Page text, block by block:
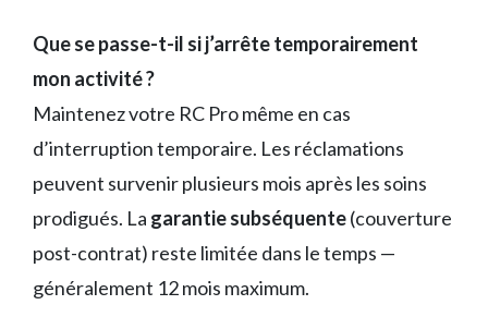
Que se passe-t-il si j’arrête temporairement
mon activité ?
Maintenez votre RC Pro même en cas
d’interruption temporaire. Les réclamations
peuvent survenir plusieurs mois après les soins
prodigués. La garantie subséquente(couverture
post-contrat) reste limitée dans le temps —
généralement 12 mois maximum.